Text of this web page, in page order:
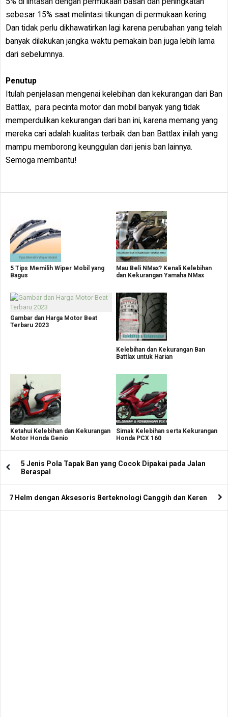
sebesar 15% saat melintasi tikungan di permukaan kering.
Dan tidak perlu dikhawatirkan lagi karena perubahan yang telah
banyak dilakukan jangka waktu pemakain ban juga lebih lama
dari sebelumnya.
Penutup
Itulah penjelasan mengenai kelebihan dan kekurangan dari Ban
Battlax, para pecinta motor dan mobil banyak yang tidak
memperdulikan kekurangan dari ban ini, karena memang yang
mereka cari adalah kualitas terbaik dan ban Battlax inilah yang
mampu memborong keunggulan dari jenis ban lainnya.
Semoga membantu!
5 Tips Memilih Wiper Mobil yang
Bagus
Mau Beli NMax? Kenali Kelebihan
dan Kekurangan Yamaha NMax
Gambar dan Harga Motor Beat
Terbaru 2023
Kelebihan dan Kekurangan Ban
Battlax untuk Harian
Ketahui Kelebihan dan Kekurangan
Motor Honda Genio
Simak Kelebihan serta Kekurangan
Honda PCX 160
5 Jenis Pola Tapak Ban yang Cocok Dipakai pada Jalan
Beraspal
7 Helm dengan Aksesoris Berteknologi Canggih dan Keren